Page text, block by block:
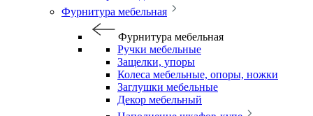
Фурнитура мебельная
Фурнитура мебельная
Ручки мебельные
Защелки, упоры
Колеса мебельные, опоры, ножки
Заглушки мебельные
Декор мебельный